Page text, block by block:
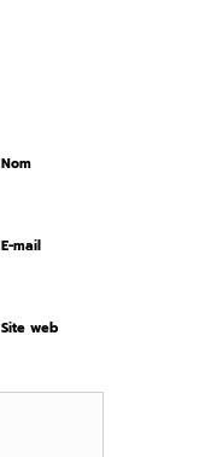
Nom
E-mail
Site web